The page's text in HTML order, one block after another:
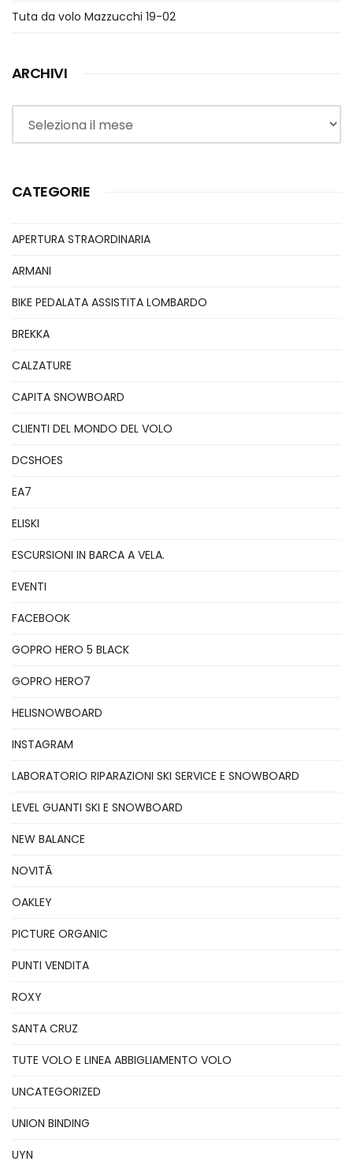
Tuta da volo Mazzucchi 19-02
ARCHIVI
Archivi
CATEGORIE
APERTURA STRAORDINARIA
ARMANI
BIKE PEDALATA ASSISTITA LOMBARDO
BREKKA
CALZATURE
CAPITA SNOWBOARD
CLIENTI DEL MONDO DEL VOLO
DCSHOES
EA7
ELISKI
ESCURSIONI IN BARCA A VELA.
EVENTI
FACEBOOK
GOPRO HERO 5 BLACK
GOPRO HERO7
HELISNOWBOARD
INSTAGRAM
LABORATORIO RIPARAZIONI SKI SERVICE E SNOWBOARD
LEVEL GUANTI SKI E SNOWBOARD
NEW BALANCE
NOVITÃ
OAKLEY
PICTURE ORGANIC
PUNTI VENDITA
ROXY
SANTA CRUZ
TUTE VOLO E LINEA ABBIGLIAMENTO VOLO
UNCATEGORIZED
UNION BINDING
UYN